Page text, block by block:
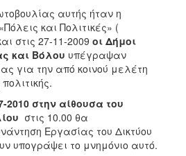
αυτής ήταν η
και Πολιτικές» (
στις 27-11-2009 οι Δήμοι
και Βόλου υπέγραψαν
για την από κοινού μελέτη
2010 στην αίθουσα του
στις 10.00 θα
Εργασίας του Δικτύου
υπογράψει το μνημόνιο αυτό.